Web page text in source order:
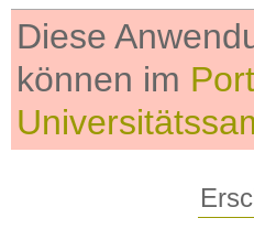
Diese
können im